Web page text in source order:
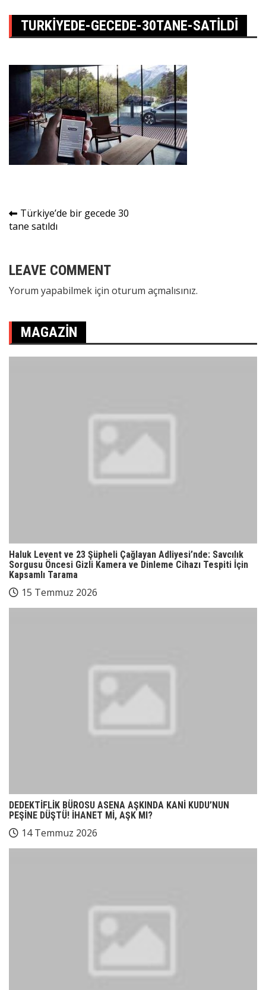
TURKIYEDE-GECEDE-30TANE-SATILDI
Yazı
gezinmesi
Türkiye’de bir gecede 30
tane satıldı
LEAVE COMMENT
Yorum yapabilmek için oturum açmalısınız.
MAGAZIN
Haluk Levent ve 23 Şüpheli Çağlayan Adliyesi’nde: Savcılık
Sorgusu Öncesi Gizli Kamera ve Dinleme Cihazı Tespiti İçin
Kapsamlı Tarama
15 Temmuz 2026
DEDEKTİFLİK BÜROSU ASENA AŞKINDA KANİ KUDU’NUN
PEŞİNE DÜŞTÜ! İHANET Mİ, AŞK MI?
14 Temmuz 2026